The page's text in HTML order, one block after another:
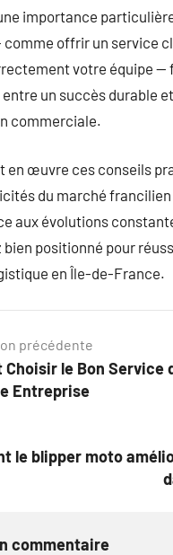
importance
comme offrir un service
votre équipe —
un succès durable
commerciale.
en œuvre ces conseils
du marché
aux évolutions
bien positionné pour
en Île-de-France.
précédente
Choisir le Bon Service
Entreprise
le blipper moto
commentaire